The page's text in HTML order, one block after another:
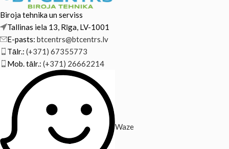
Biroja tehnika un serviss
Tallinas iela 13, Rīga, LV-1001
E-pasts: btcentrs@btcentrs.lv
Tālr.: (+371) 67355773
Mob. tālr.: (+371) 26662214
Waze